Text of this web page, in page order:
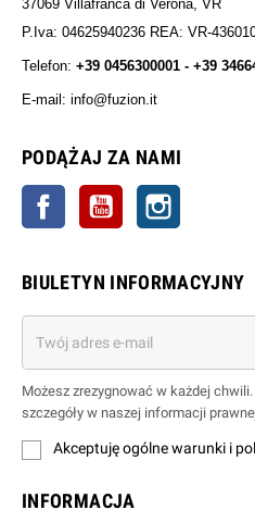
37069 Villafranca di Verona, VR
P.Iva: 04625940236 REA: VR-
Telefon: +39 0456300001 - +39
E-mail: info@fuzion.it
PODĄŻAJ ZA NAMI
Facebook YouTube
BIULETYN INFORMACYJNY
Możesz zrezygnować w każdej
szczegóły w naszej informacji
Akceptuję ogólne warunki i
INFORMACJA